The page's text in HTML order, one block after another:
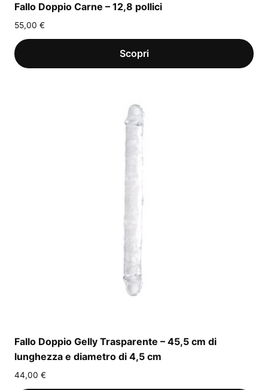
Fallo Doppio Carne – 12,8 pollici
55,00 €
Fallo Doppio Gelly Trasparente – 45,5 cm di
lunghezza e diametro di 4,5 cm
44,00 €